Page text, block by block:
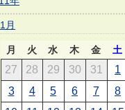
1月
月 火 水 木 金 土
27 28 29 30 31 1
3
4 5 6 7 8